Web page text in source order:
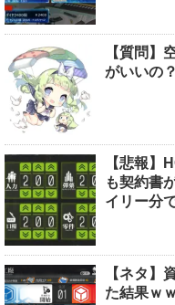
【質問】
がいいの？
【悲報】
も契約書
イリー分
【ネタ】
た結果ｗ